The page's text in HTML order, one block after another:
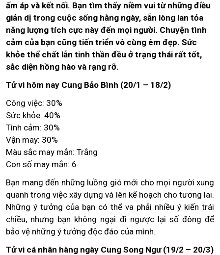
ấm áp và kết nối. Bạn tìm thấy niềm vui từ những điều
giản dị trong cuộc sống hằng ngày, sẵn lòng lan tỏa
năng lượng tích cực này đến mọi người. Chuyện tình
cảm của bạn cũng tiến triển vô cùng êm đẹp. Sức
khỏe thể chất lẫn tinh thần đều ở trạng thái rất tốt,
sắc diện hồng hào và rạng rỡ.
Tử vi hôm nay Cung Bảo Bình (20/1 – 18/2)
Công việc: 30%
Sức khỏe: 40%
Tình cảm: 30%
Vận may: 30%
Màu sắc may mắn: Trắng
Con số may mắn: 6
Bạn mang đến những luồng gió mới cho mọi người xung
quanh trong việc xây dựng và lên kế hoạch cho tương lai.
Những ý tưởng của bạn có thể va phải nhiều ý kiến trái
chiều, nhưng bạn không ngại đi ngược lại số đông để
bảo vệ những ý tưởng độc đáo của mình.
Tử vi cá nhân hàng ngày Cung Song Ngư (19/2 – 20/3)